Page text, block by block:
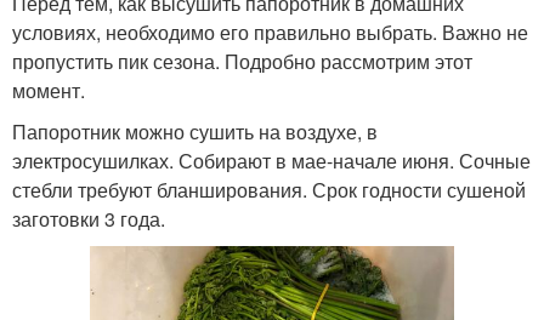
условиях, необходимо его правильно выбрать. Важно не
пропустить пик сезона. Подробно рассмотрим этот
момент.
Папоротник можно сушить на воздухе, в
электросушилках. Собирают в мае-начале июня. Сочные
стебли требуют бланширования. Срок годности сушеной
заготовки 3 года.